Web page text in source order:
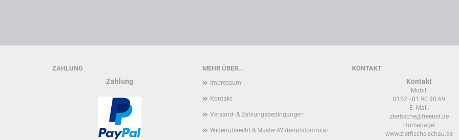
MEHR ÜBER...
Impressum
Kontakt
Versand- & Zahlungsbedingungen
Widerrufsrecht & Muster-Widerrufsformular
KONTAKT
Kontakt
Mobil:
0152 - 01 90 90 69
E- Mail:
zierfische@freenet.de
Homepage:
www.zierfische-schau.de
ZAHLUNG
Zahlung